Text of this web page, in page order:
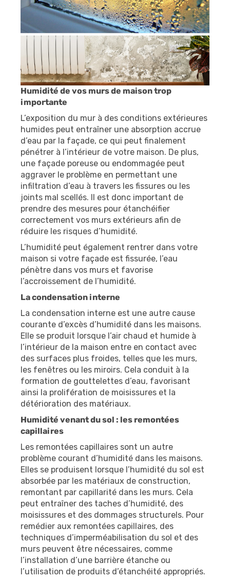
Humidité de vos murs de maison trop
importante
L’exposition du mur à des conditions extérieures
humides peut entraîner une absorption accrue
d’eau par la façade, ce qui peut finalement
pénétrer à l’intérieur de votre maison. De plus,
une façade poreuse ou endommagée peut
aggraver le problème en permettant une
infiltration d’eau à travers les fissures ou les
joints mal scellés. Il est donc important de
prendre des mesures pour étanchéifier
correctement vos murs extérieurs afin de
réduire les risques d’humidité.
L’humidité peut également rentrer dans votre
maison si votre façade est fissurée, l’eau
pénètre dans vos murs et favorise
l’accroissement de l’humidité.
La condensation interne
La condensation interne est une autre cause
courante d’excès d’humidité dans les maisons.
Elle se produit lorsque l’air chaud et humide à
l’intérieur de la maison entre en contact avec
des surfaces plus froides, telles que les murs,
les fenêtres ou les miroirs. Cela conduit à la
formation de gouttelettes d’eau, favorisant
ainsi la prolifération de moisissures et la
détérioration des matériaux.
Humidité venant du sol : les remontées
capillaires
Les remontées capillaires sont un autre
problème courant d’humidité dans les maisons.
Elles se produisent lorsque l’humidité du sol est
absorbée par les matériaux de construction,
remontant par capillarité dans les murs. Cela
peut entraîner des taches d’humidité, des
moisissures et des dommages structurels. Pour
remédier aux remontées capillaires, des
techniques d’imperméabilisation du sol et des
murs peuvent être nécessaires, comme
l’installation d’une barrière étanche ou
l’utilisation de produits d’étanchéité appropriés.